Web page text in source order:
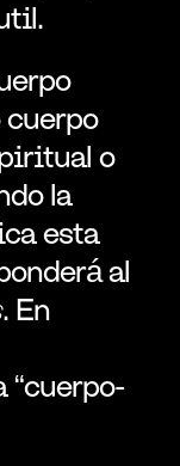
cuerpo
o
la
esta
. En
“cuerpo-